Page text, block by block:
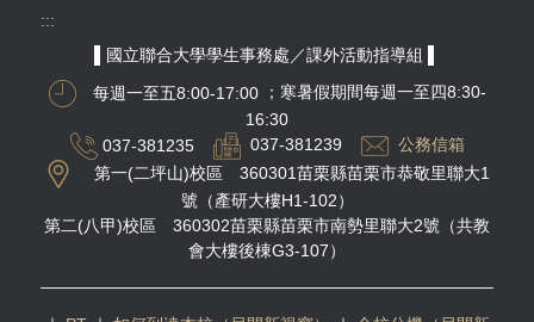
:::
▌國立聯合大學學生事務處／課外活動指導組 ▌
每週一至五8:00-17:00
；寒暑假期間每週一至四8:30-
16:30
037-381235
037-381239
公務信箱
第一(二坪山)校區 360301苗栗縣苗栗市恭敬里聯大1
號（產研大樓H1-102）
第二(八甲)校區 360302苗栗縣苗栗市南勢里聯大2號（共教
會大樓後棟G3-107）